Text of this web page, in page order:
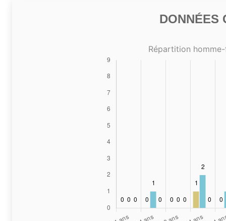
DONNÉES
Répartition